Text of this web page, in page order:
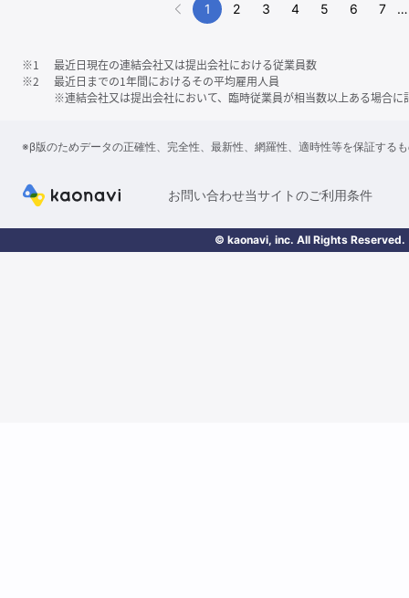
1 2 3 4 5 6 7 …
※1
最近日現在の連結会社又は提出会社における従業員数
※2
最近日までの1年間におけるその平均雇用人員
※連結会社又は提出会社において、臨時従業員が相当数以上ある場合に
※β版のためデータの正確性、完全性、最新性、網羅性、適時性等を保証する
お問い合わせ当サイトのご利用条件
© kaonavi, inc. All Rights Reserved.